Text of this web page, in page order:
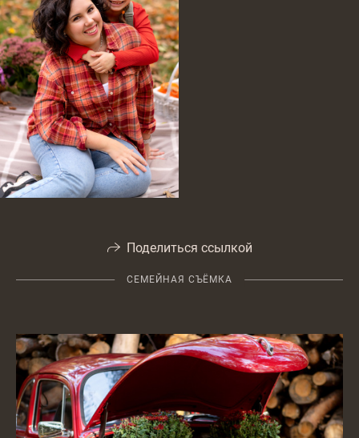
Поделиться ссылкой
СЕМЕЙНАЯ СЪЁМКА